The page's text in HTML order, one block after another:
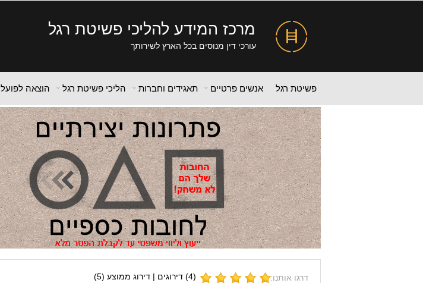
מרכז המידע להליכי פשיטת רגל
עורכי דין מנוסים בכל הארץ לשירותך
פשיטת רגל אנשים פרטיים תאגידים וחברות הליכי פשיטת רגל הוצאה לפועל
דרגו אותנו: (
4) דירוגים | דירוג ממוצע (5
)